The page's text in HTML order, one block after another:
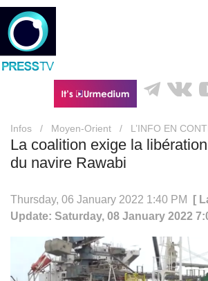
Infos / Moyen-Orient / L’INFO EN
La coalition exige la
du navire Rawabi
Thursday, 06 January 2022 1:40 PM
[
Update: Saturday, 08 January 2022